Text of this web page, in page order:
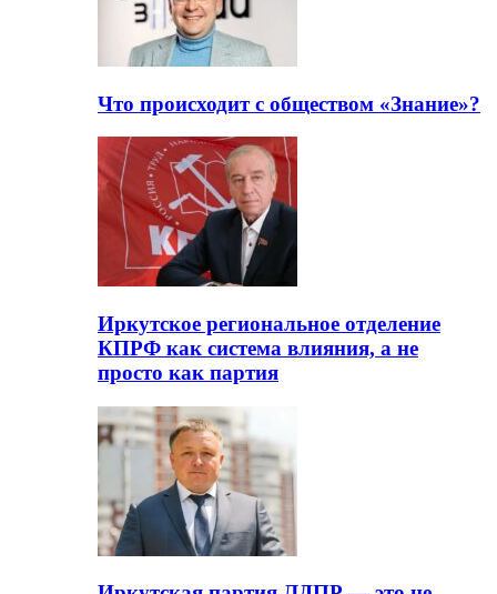
Что происходит с обществом «Знание»?
Иркутское региональное отделение
КПРФ как система влияния, а не
просто как партия